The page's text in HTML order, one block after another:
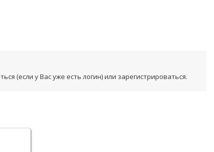
(если у Вас уже есть логин) или зарегистрироваться.